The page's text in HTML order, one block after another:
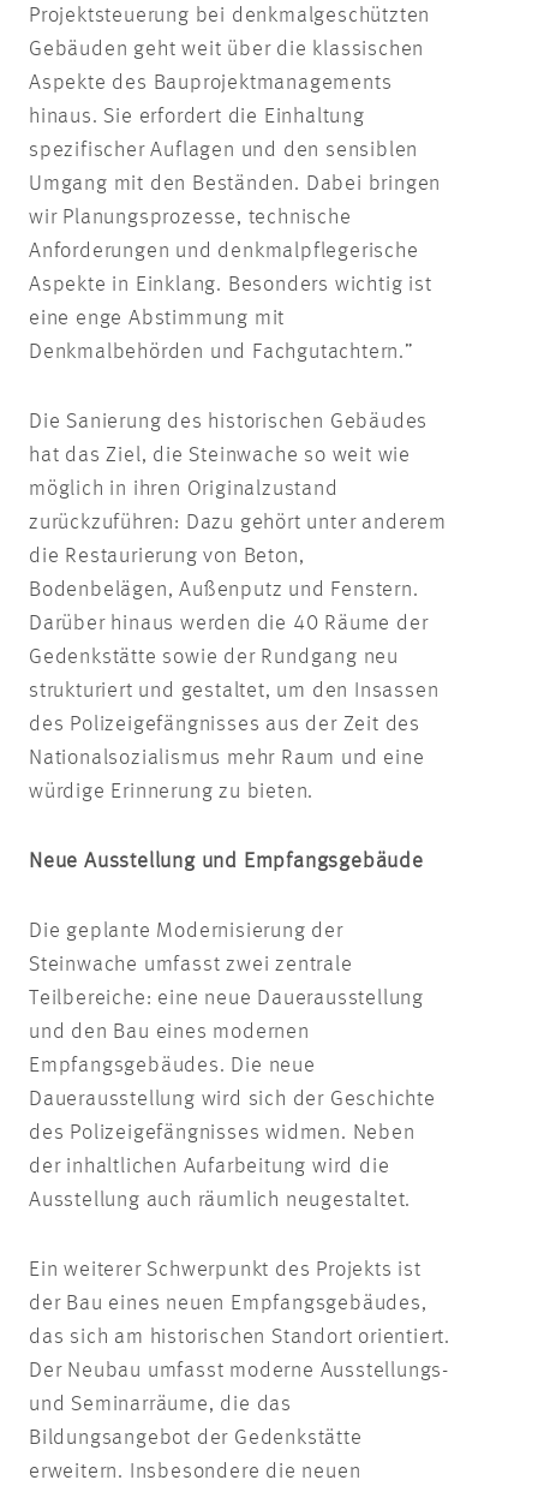
Projektsteuerung bei denkmalgeschützten
Gebäuden geht weit über die klassischen
Aspekte des Bauprojektmanagements
hinaus. Sie erfordert die Einhaltung
spezifischer Auflagen und den sensiblen
Umgang mit den Beständen. Dabei bringen
wir Planungsprozesse, technische
Anforderungen und denkmalpflegerische
Aspekte in Einklang. Besonders wichtig ist
eine enge Abstimmung mit
Denkmalbehörden und Fachgutachtern.”
Die Sanierung des historischen Gebäudes
hat das Ziel, die Steinwache so weit wie
möglich in ihren Originalzustand
zurückzuführen: Dazu gehört unter anderem
die Restaurierung von Beton,
Bodenbelägen, Außenputz und Fenstern.
Darüber hinaus werden die 40 Räume der
Gedenkstätte sowie der Rundgang neu
strukturiert und gestaltet, um den Insassen
des Polizeigefängnisses aus der Zeit des
Nationalsozialismus mehr Raum und eine
würdige Erinnerung zu bieten.
Neue Ausstellung und Empfangsgebäude
Die geplante Modernisierung der
Steinwache umfasst zwei zentrale
Teilbereiche: eine neue Dauerausstellung
und den Bau eines modernen
Empfangsgebäudes. Die neue
Dauerausstellung wird sich der Geschichte
des Polizeigefängnisses widmen. Neben
der inhaltlichen Aufarbeitung wird die
Ausstellung auch räumlich neugestaltet.
Ein weiterer Schwerpunkt des Projekts ist
der Bau eines neuen Empfangsgebäudes,
das sich am historischen Standort orientiert.
Der Neubau umfasst moderne Ausstellungs-
und Seminarräume, die das
Bildungsangebot der Gedenkstätte
erweitern. Insbesondere die neuen